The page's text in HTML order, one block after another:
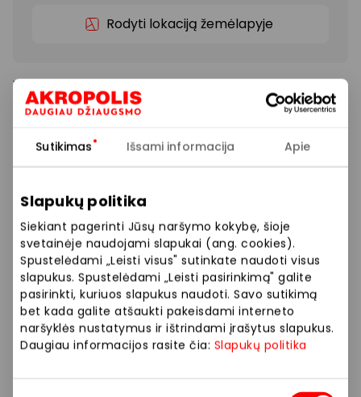
Sutikimas Išsami informacija Apie
Slapukų politika
Siekiant pagerinti Jūsų naršymo kokybę, šioje
svetainėje naudojami slapukai (ang. cookies).
Spustelėdami „Leisti visus" sutinkate naudoti visus
slapukus. Spustelėdami „Leisti pasirinkimą" galite
pasirinkti, kuriuos slapukus naudoti. Savo sutikimą
bet kada galite atšaukti pakeisdami interneto
naršyklės nustatymus ir ištrindami įrašytus slapukus.
Daugiau informacijos rasite čia: Slapukų politika
Rodyti lokaciją žemėlapyje
Vasario SUPER pasiūlymai ir nuolaidos net iki -50%!
veikiančios parduotuvės ir paslaugų teikėjai
savarankiškai nustato taikomas nuolaidas, jų
dydžius bei kitas aktualias sąlygas.
Stengiamės kuo tiksliau pateikti aktualią
informaciją, tačiau, jei kyla neatitikimų tarp mūsų
tinklalapyje pateiktos informacijos ir faktinės
informacijos parduotuvėje ar paslaugų teikimo
vietoje, visada vadovaukitės tuo, kas nurodyta